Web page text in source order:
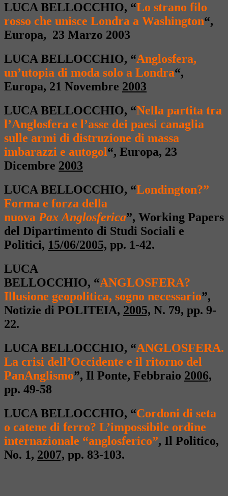
LUCA BELLOCCHIO, “Lo strano filo
rosso che unisce Londra a Washington“,
Europa, 23 Marzo 2003
LUCA BELLOCCHIO, “Anglosfera,
un’utopia di moda solo a Londra“,
Europa, 21 Novembre 2003
LUCA BELLOCCHIO, “Nella partita tra
l’Anglosfera e l’asse dei paesi canaglia
sulle armi di distruzione di massa
imbarazzi e autogol “, Europa, 23
Dicembre 2003
LUCA BELLOCCHIO, “Londington?”
Forma e forza della
nuova Pax Anglosferica”, Working Papers
del Dipartimento di Studi Sociali e
Politici, 15/06/2005, pp. 1-42.
LUCA
BELLOCCHIO, “ANGLOSFERA?
Illusione geopolitica, sogno necessario”,
Notizie di POLITEIA, 2005, N. 79, pp. 9-
22.
LUCA BELLOCCHIO, “ANGLOSFERA.
La crisi dell’Occidente e il ritorno del
PanAnglismo”, Il Ponte, Febbraio 2006,
pp. 49-58
LUCA BELLOCCHIO, “Cordoni di seta
o catene di ferro? L’impossibile ordine
internazionale “anglosferico”, Il Politico,
No. 1, 2007, pp. 83-103.